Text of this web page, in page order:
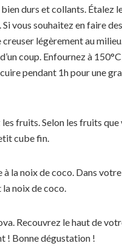
durs et collants. Étalez
vous souhaitez en faire
légèrement au
coup. Enfournez à
pendant 1h pour une
fruits. Selon les fruits
cube fin.
la noix de coco. Dans
la noix de coco.
Recouvrez le haut de
! Bonne dégustation !